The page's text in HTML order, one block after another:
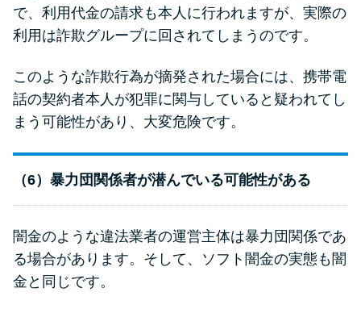
で、利用代金の請求も本人に行われますが、実際の
利用は詐欺グループに回されてしまうのです。
このような詐欺行為が摘発された場合には、携帯電
話の契約者本人が犯罪に関与していると疑われてし
まう可能性があり、大変危険です。
（6）暴力団関係者が潜んでいる可能性がある
闇金のような違法業者の運営主体は暴力団関係であ
る場合があります。そして、ソフト闇金の実態も闇
金と同じです。